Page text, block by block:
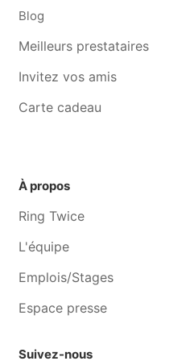
Couturière Loverval
Couturière Anderlues
Couturière Merbes-le-
Blog
Meilleurs prestataires
Invitez vos amis
Carte cadeau
À propos
Ring Twice
L'équipe
Emplois/Stages
Espace presse
Suivez-nous